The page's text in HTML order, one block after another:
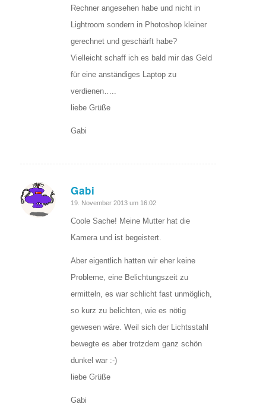
Rechner angesehen habe und nicht in
Lightroom sondern in Photoshop kleiner
gerechnet und geschärft habe?
Vielleicht schaff ich es bald mir das Geld
für eine anständiges Laptop zu
verdienen…..
liebe Grüße
Gabi
Gabi
sagte:
19. November 2013 um 16:02
Coole Sache! Meine Mutter hat die
Kamera und ist begeistert.
Aber eigentlich hatten wir eher keine
Probleme, eine Belichtungszeit zu
ermitteln, es war schlicht fast unmöglich,
so kurz zu belichten, wie es nötig
gewesen wäre. Weil sich der Lichtsstahl
bewegte es aber trotzdem ganz schön
dunkel war :-)
liebe Grüße
Gabi